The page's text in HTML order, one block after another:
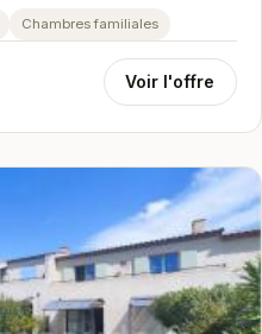
Chambres familiales
Voir l'offre